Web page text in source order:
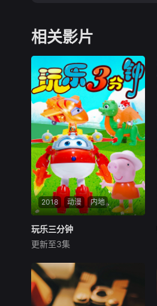
相关影片
2018 动漫 内地
玩乐三分钟
未知
《玩乐三分钟》是一档面向儿
童的玩具拆箱类节目，在这里
会拆箱各种新奇好玩的儿童玩
具。
玩乐三分钟
更新至3集